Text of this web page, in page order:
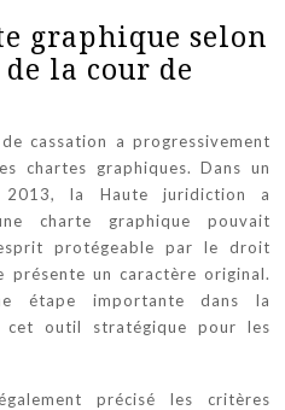
graphique selon
la cour de
cassation a progressivement
chartes graphiques. Dans un
la Haute juridiction a
charte graphique pouvait
protégeable par le droit
présente un caractère original.
étape importante dans la
cet outil stratégique pour les
précisé les critères